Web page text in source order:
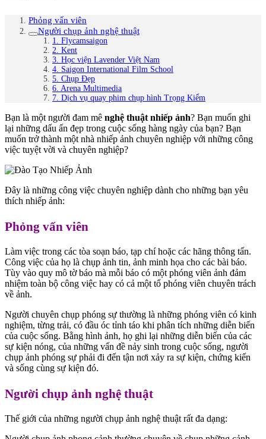
Phỏng vấn viên
Người chụp ảnh nghệ thuật
1. Flycamsaigon
2. Kent
3. Học viện Lavender Việt Nam
4. Saigon International Film School
5. Chụp Đẹp
6. Arena Multimedia
7. Dịch vụ quay phim chụp hình Trọng Kiểm
Bạn là một người đam mê nghệ thuật nhiếp ảnh? Bạn muốn ghi
lại những dấu ấn đẹp trong cuộc sống hàng ngày của bạn? Bạn
muốn trở thành một nhà nhiếp ảnh chuyên nghiệp với những công
việc tuyệt vời và chuyên nghiệp?
Đây là những công việc chuyên nghiệp dành cho những bạn yêu
thích nhiếp ảnh:
Phỏng vấn viên
Làm việc trong các tòa soạn báo, tạp chí hoặc các hãng thông tấn.
Công việc của họ là chụp ảnh tin, ảnh minh họa cho các bài báo.
Tùy vào quy mô tờ báo mà mỗi báo có một phóng viên ảnh đảm
nhiệm toàn bộ công việc hay có cả một tổ phóng viên chuyên trách
về ảnh.
Người chuyên chụp phóng sự thường là những phóng viên có kinh
nghiệm, từng trải, có đầu óc tỉnh táo khi phân tích những diễn biến
của cuộc sống. Bằng hình ảnh, họ ghi lại những diễn biến của các
sự kiện nóng, của những vấn đề nảy sinh trong cuộc sống, người
chụp ảnh phóng sự phải đi đến tận nơi xảy ra sự kiện, chứng kiến
và sống cùng sự kiện đó.
Người chụp ảnh nghệ thuật
Thế giới của những người chụp ảnh nghệ thuật rất đa dạng: